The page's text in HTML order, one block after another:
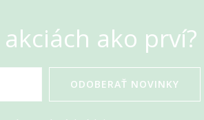
ako prví?
ODOBERAŤ NOVINKY